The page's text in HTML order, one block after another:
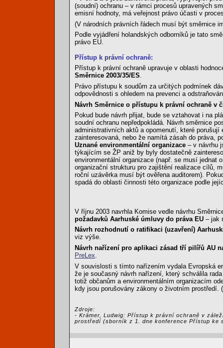
(soudní) ochranu – v rámci procesů upravených
emisní hodnoty, má veřejnost právo účasti v
(V národních právních řádech musí být směrnice
Podle vyjádření holandských odborníků je tato
právo EU.
Přístup k právní ochraně:
Přístup k právní ochraně upravuje v oblasti
Směrnice 2003/35/ES.
Právo přístupu k soudům za určitých podmínek
odpovědnosti s ohledem na prevenci a
Návrh Směrnice o přístupu k právní ochraně v
Pokud bude návrh přijat, bude se vztahovat i na
soudní ochranu nepředpokládá. Návrh směrnice
administrativních aktů a opomenutí, které
zainteresovaná, nebo že namítá zásah do práva,
Uznané environmentální organizace – v návrhu
týkajícím se ŽP aniž by byly dostatečně
environmentální organizace (např. se musí
organizační strukturu pro zajištění realizace cílů,
roční uzávěrka musí být ověřena auditorem).
spadá do oblasti činnosti této organizace podle
V říjnu 2003 navrhla Komise vedle návrhu
požadavků Aarhuské úmluvy do práva EU – jak
Návrh rozhodnutí o ratifikaci (uzavření)
viz výše.
Návrh nařízení pro aplikaci zásad tří pilířů AU
PreLex.
V souvislosti s tímto nařízením vydala Evropská
že je současný návrh nařízení, který schválila
totiž občanům a environmentálním organizacím
kdy jsou porušovány zákony o životním prostředí. (
Zdroje:
- Krämer, Ludwig: Přístup k právní ochraně v
prostředí (sborník z 1. dne konference Přístup